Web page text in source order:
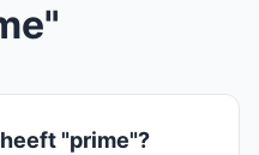
"prime"?